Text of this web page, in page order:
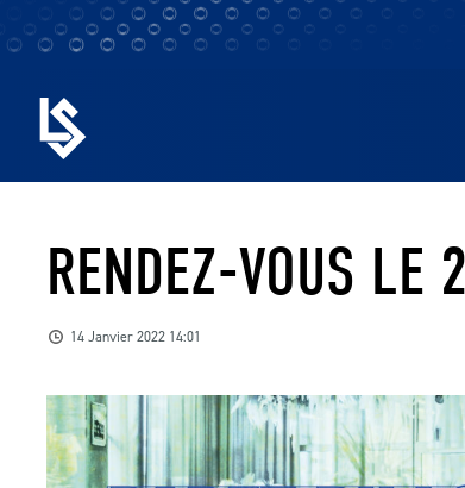
RENDEZ-VOUS LE
14 Janvier 2022 14:01